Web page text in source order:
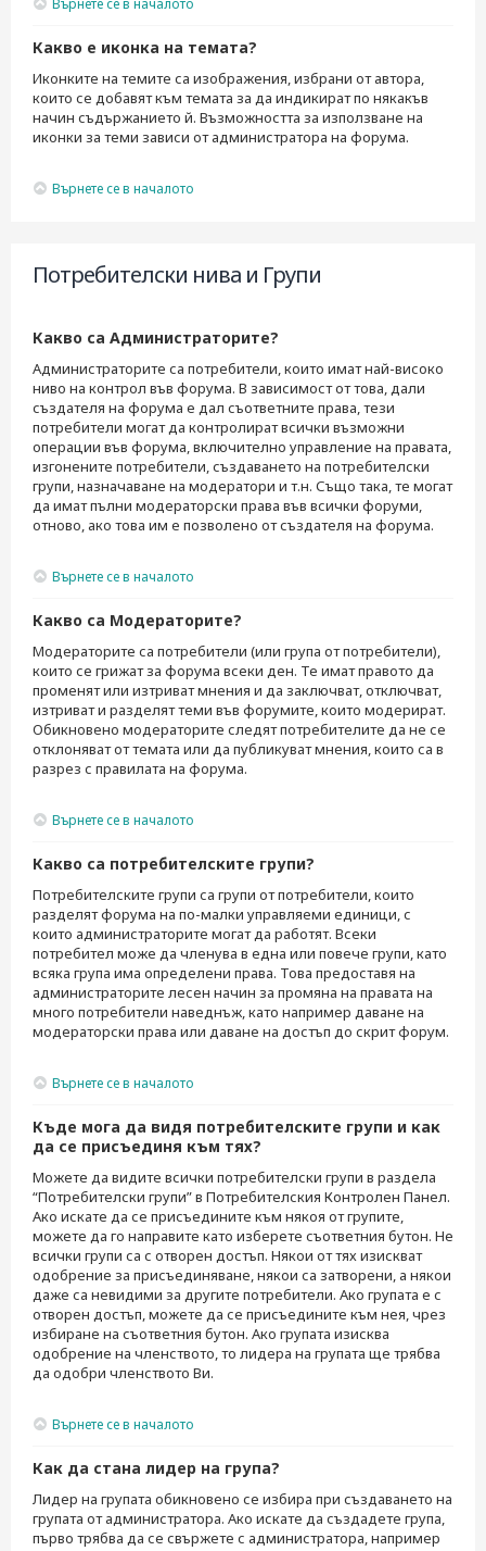
Върнете се в началото
Какво е иконка на темата?
Иконките на темите са изображения, избрани от автора,
които се добавят към темата за да индикират по някакъв
начин съдържанието й. Възможността за използване на
иконки за теми зависи от администратора на форума.
Върнете се в началото
Потребителски нива и Групи
Какво са Администраторите?
Администраторите са потребители, които имат най-високо
ниво на контрол във форума. В зависимост от това, дали
създателя на форума е дал съответните права, тези
потребители могат да контролират всички възможни
операции във форума, включително управление на правата,
изгонените потребители, създаването на потребителски
групи, назначаване на модератори и т.н. Също така, те могат
да имат пълни модераторски права във всички форуми,
отново, ако това им е позволено от създателя на форума.
Върнете се в началото
Какво са Модераторите?
Модераторите са потребители (или група от потребители),
които се грижат за форума всеки ден. Те имат правото да
променят или изтриват мнения и да заключват, отключват,
изтриват и разделят теми във форумите, които модерират.
Обикновено модераторите следят потребителите да не се
отклоняват от темата или да публикуват мнения, които са в
разрез с правилата на форума.
Върнете се в началото
Какво са потребителските групи?
Потребителските групи са групи от потребители, които
разделят форума на по-малки управляеми единици, с
които администраторите могат да работят. Всеки
потребител може да членува в една или повече групи, като
всяка група има определени права. Това предоставя на
администраторите лесен начин за промяна на правата на
много потребители наведнъж, като например даване на
модераторски права или даване на достъп до скрит форум.
Върнете се в началото
Къде мога да видя потребителските групи и как
да се присъединя към тях?
Можете да видите всички потребителски групи в раздела
“Потребителски групи” в Потребителския Контролен Панел.
Ако искате да се присъедините към някоя от групите,
можете да го направите като изберете съответния бутон. Не
всички групи са с отворен достъп. Някои от тях изискват
одобрение за присъединяване, някои са затворени, а някои
даже са невидими за другите потребители. Ако групата е с
отворен достъп, можете да се присъедините към нея, чрез
избиране на съответния бутон. Ако групата изисква
одобрение на членството, то лидера на групата ще трябва
да одобри членството Ви.
Върнете се в началото
Как да стана лидер на група?
Лидер на групата обикновено се избира при създаването на
групата от администратора. Ако искате да създадете група,
първо трябва да се свържете с администратора, например